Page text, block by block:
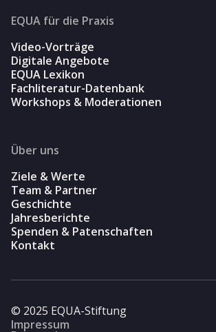
EQUA für die Praxis
Video-Vorträge
Digitale Angebote
EQUA Lexikon
Fachliteratur-Datenbank
Workshops & Moderationen
Über uns
Ziele & Werte
Team & Partner
Geschichte
Jahresberichte
Spenden & Patenschaften
Kontakt
© 2025 EQUA-Stiftung
Impressum